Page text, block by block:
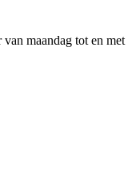
maandag tot en met